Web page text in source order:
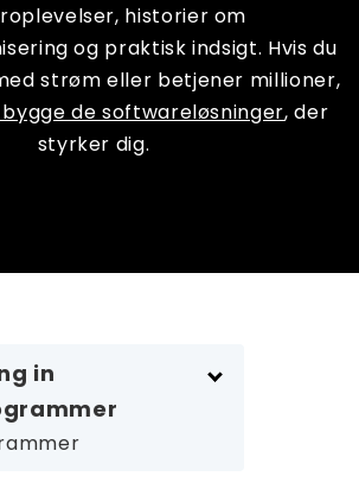
historier om
og praktisk indsigt. Hvis du
strøm eller betjener millioner,
de softwareløsninger, der
styrker dig.
in